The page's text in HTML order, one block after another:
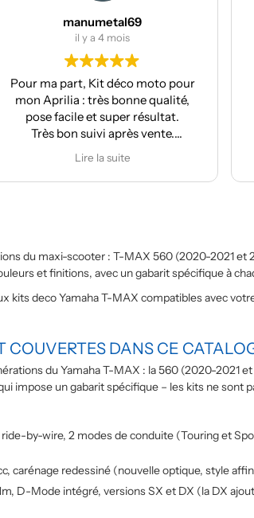
manumetal69
il y a 4 mois
Pour ma part, Kit déco moto pour
mon Aprilia : très bonne qualité,
pose facile et super résultat.
Très bon suivi après vente.
Je recommande
Lire la suite
du maxi-scooter : T-MAX 560 (2020-2021
et finitions, avec un gabarit spécifique à
deco Yamaha T-MAX compatibles avec
DANS CE
du Yamaha T-MAX : la 560 (2020-
impose un gabarit spécifique – les kits ne sont
by-wire, 2 modes de conduite (Touring et
carénage redessiné (nouvelle optique, style
D-Mode intégré, versions SX et DX (la DX